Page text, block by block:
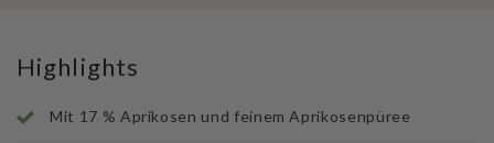
Highlights
Mit 17 % Aprikosen und feinem Aprikosenpüree